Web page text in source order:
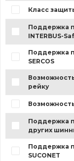
Класс
Поддержка
INTERBUS-
Поддержка
SERCOS
рейку
Поддержка
других
Поддержка
SUCONET